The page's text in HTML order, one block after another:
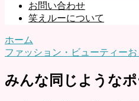
お問い合わせ
笑えルーについて
ホーム
ファッション・ビューティー
みんな同じような